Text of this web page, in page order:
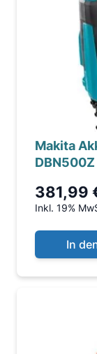
Makita
381,99
Inkl. 19%
In